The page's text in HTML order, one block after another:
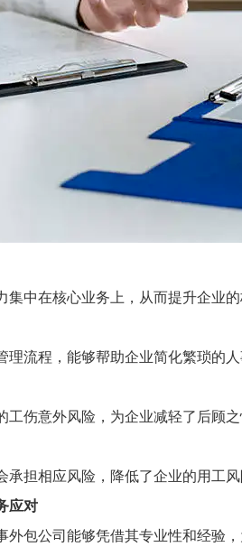
中在核心业务上，从而提升企业的
程，能够帮助企业简化繁琐的人
伤意外风险，为企业减轻了后顾之
担相应风险，降低了企业的用工风
应对
公司能够凭借其专业性和经验，